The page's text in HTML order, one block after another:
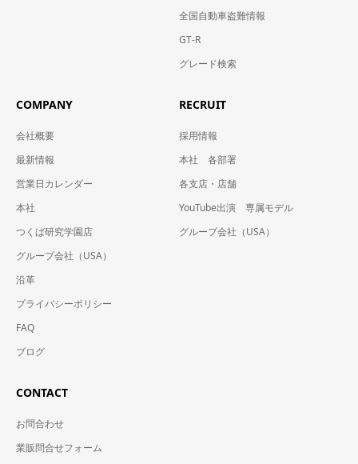
全国自動車盗難情報
GT-R
グレード検索
COMPANY
会社概要
最新情報
営業日カレンダー
本社
つくば研究学園店
グループ会社（USA）
沿革
プライバシーポリシー
FAQ
ブログ
RECRUIT
採用情報
本社 各部署
各支店・店舗
YouTube出演 専属モデル
グループ会社（USA）
CONTACT
お問合わせ
業販問合せフォーム